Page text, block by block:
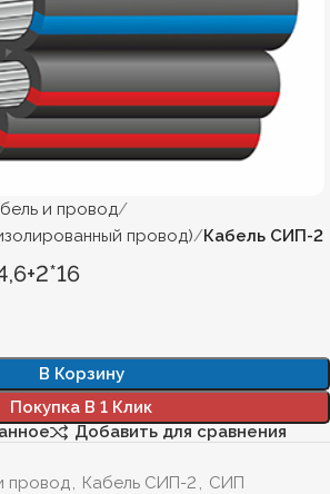
увеличить
и провод
провод)
Кабель СИП-2
В Корзину
Покупка В 1 Клик
Добавить для сравнения
провод, Кабель СИП-2 , СИП